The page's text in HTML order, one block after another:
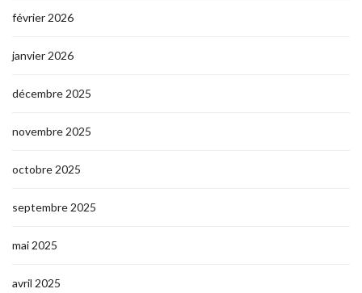
février 2026
janvier 2026
décembre 2025
novembre 2025
octobre 2025
septembre 2025
mai 2025
avril 2025